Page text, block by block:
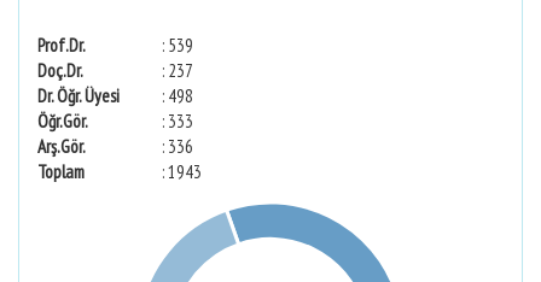
Prof.Dr.
: 539
Doç.Dr.
: 237
Dr. Öğr. Üyesi
: 498
Öğr.Gör.
: 333
Arş.Gör.
: 336
Toplam
: 1943